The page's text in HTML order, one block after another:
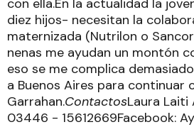
con ella.En la actualidad la
diez hijos- necesitan la
maternizada (Nutrilon o
nenas me ayudan un montón
eso se me complica
a Buenos Aires para
Garrahan.ContactosLaura Laiti
03446 - 15612669Facebook: